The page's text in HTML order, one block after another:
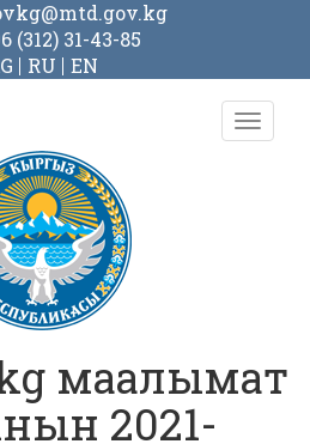
(312) 31-43-85
RU EN
Toggle
маалымат
2021-